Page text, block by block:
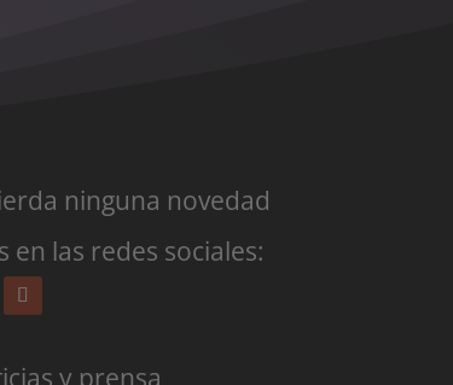
ninguna novedad
en las redes sociales:
y prensa